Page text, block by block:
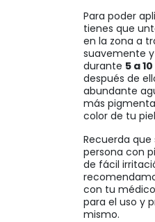
Para poder
tienes que
en la zona a
suavemente
durante 5 a
después de
abundante
más
color de tu
Recuerda que
persona con
de fácil
con tu
para el uso y
mismo.